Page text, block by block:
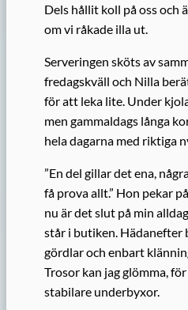
Dels hållit koll på oss och
om vi råkade illa ut.
Serveringen sköts av
fredagskväll och Nilla
för att leka lite. Under
men gammaldags långa
hela dagarna med riktiga
”En del gillar det ena,
få prova allt.” Hon pekar
nu är det slut på min
står i butiken. Hädanefter
gördlar och enbart
Trosor kan jag glömma,
stabilare underbyxor.